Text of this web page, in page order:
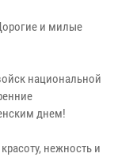
и милые
национальной
днем!
нежность и